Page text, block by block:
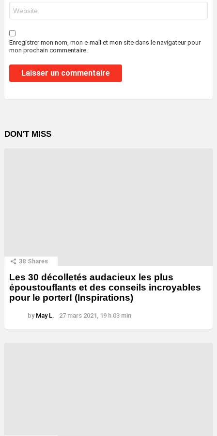
web
Enregistrer mon nom, mon e-mail et mon site dans le navigateur pour
mon prochain commentaire.
DON'T MISS
38 Shares
Les 30 décolletés audacieux les plus
époustouflants et des conseils incroyables
pour le porter! (Inspirations)
by May L. 27 mars 2021, 19 h 03 min